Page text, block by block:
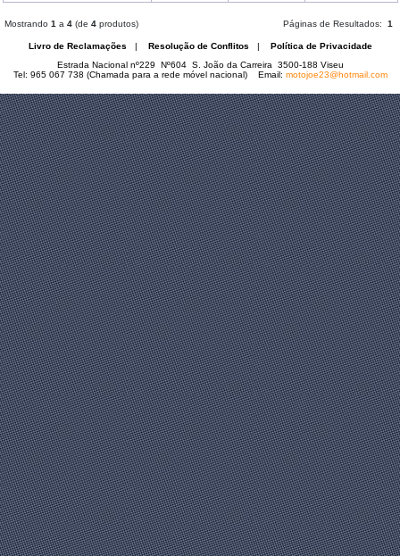
Mostrando 1 a 4 (de 4 produtos) Páginas de Resultados: 1
Livro de Reclamações | Resolução de Conflitos | Política de Privacidade
Estrada Nacional nº229 Nº604 S. João da Carreira 3500-188 Viseu
Tel: 965 067 738 (Chamada para a rede móvel nacional) Email: motojoe23@hotmail.com